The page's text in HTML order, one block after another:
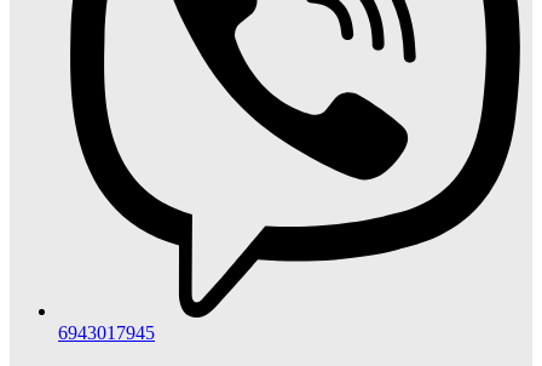
6943017945